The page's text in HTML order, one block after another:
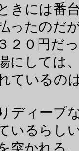
きには番
ったのだ
２０円だ
にしては
ているの
ディープ
いるらし
突かれる